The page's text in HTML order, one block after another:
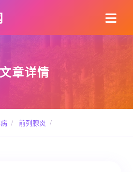
文章详情
/ 前列腺炎 /